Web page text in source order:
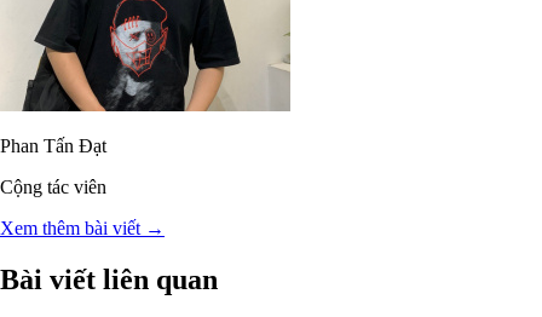
Phan Tấn Đạt
Cộng tác viên
Xem thêm bài viết →
Bài viết liên quan